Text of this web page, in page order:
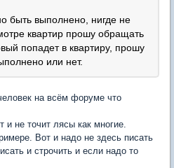
быть выполнено, нигде не
квартир прошу обращать
попадет в квартиру, прошу
или нет.
на всём форуме что
и не точит лясы как многие.
Вот и надо не здесь писать
и строчить и если надо то